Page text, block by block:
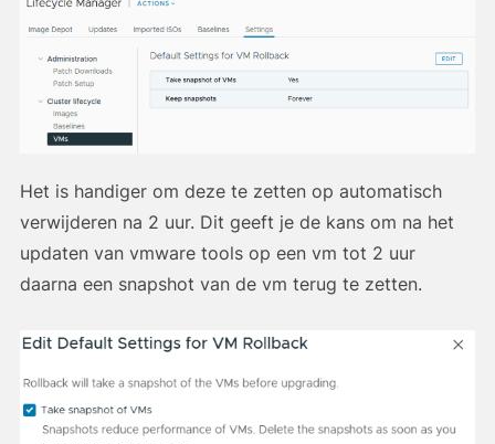
Het is handiger om deze te zetten op automatisch
verwijderen na 2 uur. Dit geeft je de kans om na het
updaten van vmware tools op een vm tot 2 uur
daarna een snapshot van de vm terug te zetten.